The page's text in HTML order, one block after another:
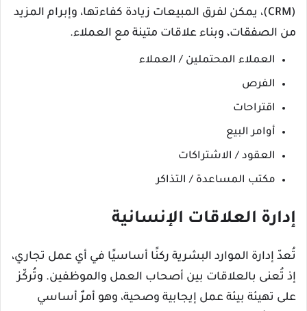
(CRM)، يمكن لفرق المبيعات زيادة كفاءتها، وإبرام المزيد
من الصفقات، وبناء علاقات متينة مع العملاء.
العملاء المحتملين / العملاء
الفرص
اقتراحات
أوامر البيع
العقود / الاشتراكات
مكتب المساعدة / التذاكر
إدارة العلاقات الإنسانية
تُعدّ إدارة الموارد البشرية ركنًا أساسيًا في أي عمل تجاري،
إذ تُعنى بالعلاقات بين أصحاب العمل والموظفين. وتُركّز
على تهيئة بيئة عمل إيجابية وصحية، وهو أمرٌ أساسي